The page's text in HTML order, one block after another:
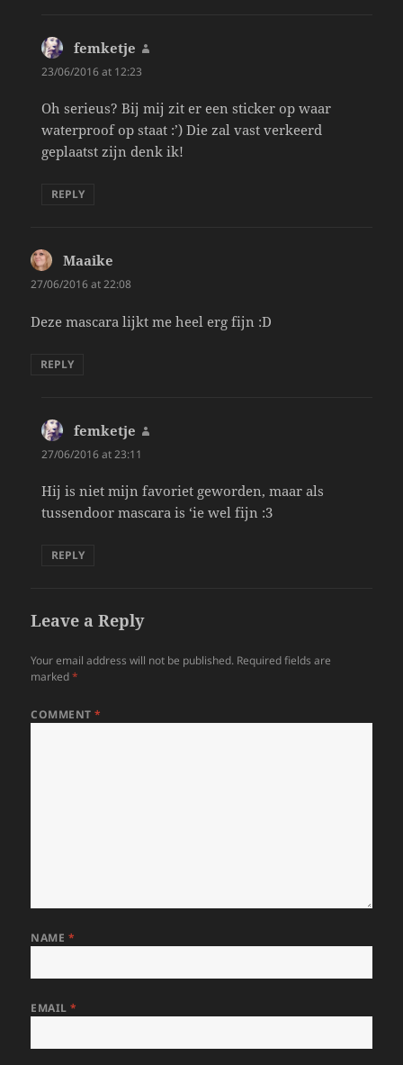
femketje
23/06/2016 at 12:23
Oh serieus? Bij mij zit er een sticker op waar
waterproof op staat :’) Die zal vast verkeerd
geplaatst zijn denk ik!
REPLY
Maaike
27/06/2016 at 22:08
Deze mascara lijkt me heel erg fijn :D
REPLY
femketje
27/06/2016 at 23:11
Hij is niet mijn favoriet geworden, maar als
tussendoor mascara is ‘ie wel fijn :3
REPLY
Leave a Reply
Your email address will not be published. Required fields are
marked*
COMMENT*
NAME *
EMAIL*